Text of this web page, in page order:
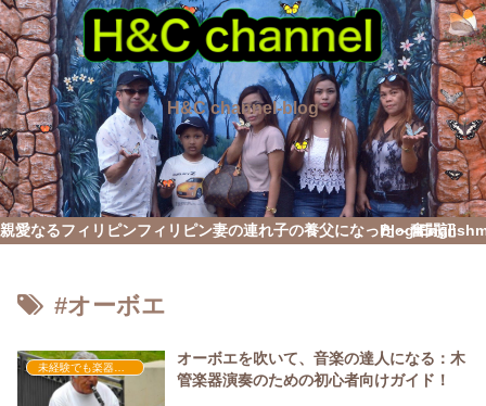
H&C channel-blog
親愛なるフィリピンフィリピン妻の連れ子の養父になった～奮闘記
Blog
#オーボエ
オーボエを吹いて、音楽の達人になる：木
管楽器演奏のための初心者向けガイド！